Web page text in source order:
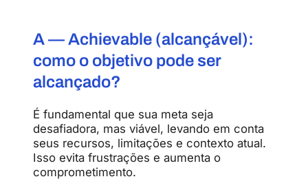
A — Achievable (alcançável):
como o objetivo pode ser
alcançado?
É fundamental que sua meta seja
desafiadora, mas viável, levando em conta
seus recursos, limitações e contexto atual.
Isso evita frustrações e aumenta o
comprometimento.